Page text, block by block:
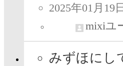
2025年01月19
mixiユ
みずほにし